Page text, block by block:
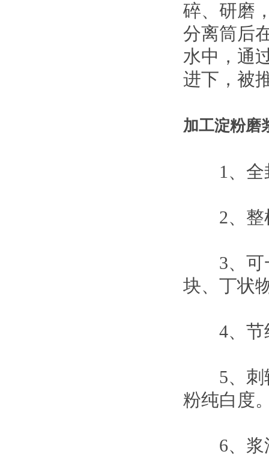
碎、研磨
分离筒后
水中，通
进下，被
加工淀粉磨
1、全封
2、整
3、可一
块、丁状
4、节约
5、刺辊
粉纯白度
6、浆渣